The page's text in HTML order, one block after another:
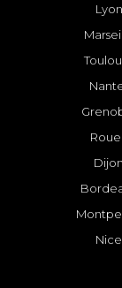
Lyon
Dijon
Nice